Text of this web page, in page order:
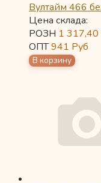
Вултайм 466
Цена склада:
РОЗН 1 317,40
ОПТ941 Руб